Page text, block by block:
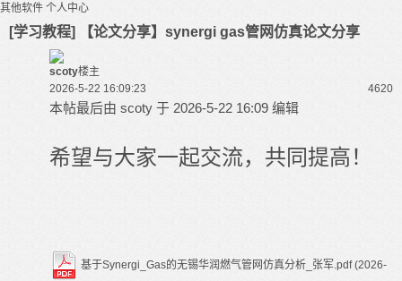
其他软件 个人中心
[学习教程] 【论文分享】synergi gas管网仿真论文分享
scoty楼主
2026-5-22 16:09:23
4620
本帖最后由 scoty 于 2026-5-22 16:09 编辑
希望与大家一起交流，共同提高！
基于Synergi_Gas的无锡华润燃气管网仿真分析_张军.pdf (2026-